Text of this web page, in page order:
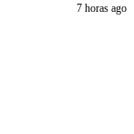
7 horas ago